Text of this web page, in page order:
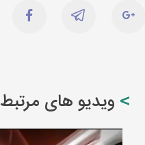
ویدیو های مرتبط